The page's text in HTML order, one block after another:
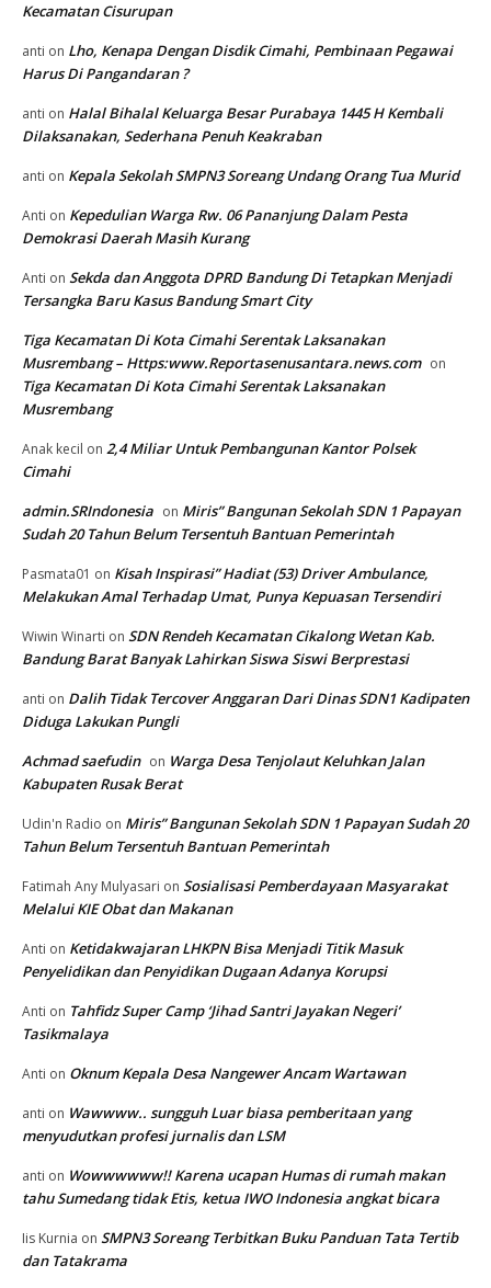
Kecamatan Cisurupan
anti on Lho, Kenapa Dengan Disdik Cimahi, Pembinaan Pegawai
Harus Di Pangandaran ?
anti on Halal Bihalal Keluarga Besar Purabaya 1445 H Kembali
Dilaksanakan, Sederhana Penuh Keakraban
anti on Kepala Sekolah SMPN3 Soreang Undang Orang Tua Murid
Anti on Kepedulian Warga Rw. 06 Pananjung Dalam Pesta
Demokrasi Daerah Masih Kurang
Anti on Sekda dan Anggota DPRD Bandung Di Tetapkan Menjadi
Tersangka Baru Kasus Bandung Smart City
Tiga Kecamatan Di Kota Cimahi Serentak Laksanakan
Musrembang – Https:www.Reportasenusantara.news.com on
Tiga Kecamatan Di Kota Cimahi Serentak Laksanakan
Musrembang
Anak kecil on 2,4 Miliar Untuk Pembangunan Kantor Polsek
Cimahi
admin.SRIndonesia on Miris” Bangunan Sekolah SDN 1 Papayan
Sudah 20 Tahun Belum Tersentuh Bantuan Pemerintah
Pasmata01 on Kisah Inspirasi” Hadiat (53) Driver Ambulance,
Melakukan Amal Terhadap Umat, Punya Kepuasan Tersendiri
Wiwin Winarti on SDN Rendeh Kecamatan Cikalong Wetan Kab.
Bandung Barat Banyak Lahirkan Siswa Siswi Berprestasi
anti on Dalih Tidak Tercover Anggaran Dari Dinas SDN1 Kadipaten
Diduga Lakukan Pungli
Achmad saefudin on Warga Desa Tenjolaut Keluhkan Jalan
Kabupaten Rusak Berat
Udin'n Radio on Miris” Bangunan Sekolah SDN 1 Papayan Sudah 20
Tahun Belum Tersentuh Bantuan Pemerintah
Fatimah Any Mulyasari on Sosialisasi Pemberdayaan Masyarakat
Melalui KIE Obat dan Makanan
Anti on Ketidakwajaran LHKPN Bisa Menjadi Titik Masuk
Penyelidikan dan Penyidikan Dugaan Adanya Korupsi
Anti on Tahfidz Super Camp ‘Jihad Santri Jayakan Negeri’
Tasikmalaya
Anti on Oknum Kepala Desa Nangewer Ancam Wartawan
anti on Wawwww.. sungguh Luar biasa pemberitaan yang
menyudutkan profesi jurnalis dan LSM
anti on Wowwwwww!! Karena ucapan Humas di rumah makan
tahu Sumedang tidak Etis, ketua IWO Indonesia angkat bicara
Iis Kurnia on SMPN3 Soreang Terbitkan Buku Panduan Tata Tertib
dan Tatakrama